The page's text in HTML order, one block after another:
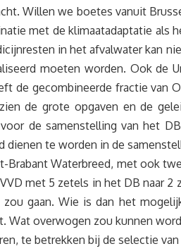
Willen we boetes vanuit
met de klimaatadaptatie als
in het afvalwater kan
moeten worden. Ook de
de gecombineerde fractie van
de grote opgaven en de
de samenstelling van het
dienen te worden in de
Brabant Waterbreed, met ook
met 5 zetels in het DB naar
gaan. Wie is dan het
Wat overwogen zou kunnen
te betrekken bij de selectie